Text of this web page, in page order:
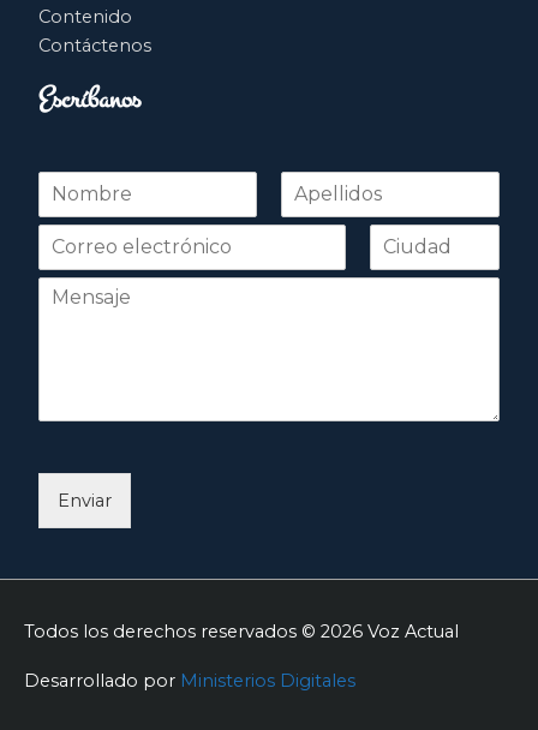
Contenido
Contáctenos
Escríbanos
N
m
r
Nombre Apellidos
Enviar
Todos los derechos reservados © 2026 Voz Actual
Desarrollado por Ministerios Digitales